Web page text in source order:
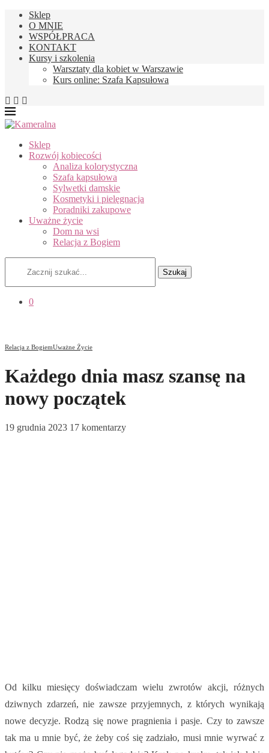
Sklep
O MNIE
WSPÓŁPRACA
KONTAKT
Kursy i szkolenia
Warsztaty dla kobiet w Warszawie
Kurs online: Szafa Kapsułowa
Sklep
Rozwój kobiecości
Analiza kolorystyczna
Szafa kapsułowa
Sylwetki damskie
Kosmetyki i pielęgnacja
Poradniki zakupowe
Uważne życie
Dom na wsi
Relacja z Bogiem
Szukaj
0
Relacja z BogiemUważne Życie
Każdego dnia masz szansę na
nowy początek
19 grudnia 2023 17 komentarzy
Od kilku miesięcy doświadczam wielu zwrotów akcji, różnych
dziwnych zdarzeń, nie zawsze przyjemnych, z których wynikają
nowe decyzje. Rodzą się nowe pragnienia i pasje. Czy to zawsze
tak ma u mnie być, że żeby coś się zadziało, musi mnie wyrwać z